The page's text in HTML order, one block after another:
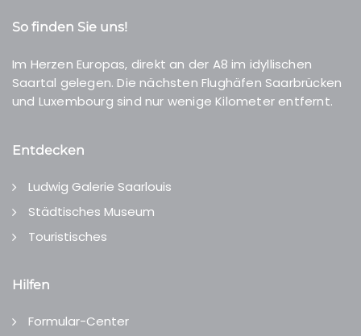
So finden Sie uns!
Im Herzen Europas, direkt an der A8 im idyllischen
Saartal gelegen. Die nächsten Flughäfen Saarbrücken
und Luxembourg sind nur wenige Kilometer entfernt.
Entdecken
Ludwig Galerie Saarlouis
Städtisches Museum
Touristisches
Hilfen
Formular-Center